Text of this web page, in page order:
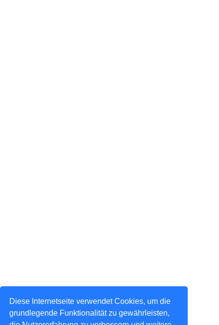
Diese Internetseite verwendet Cookies, um die
grundlegende Funktionalität zu gewährleisten,